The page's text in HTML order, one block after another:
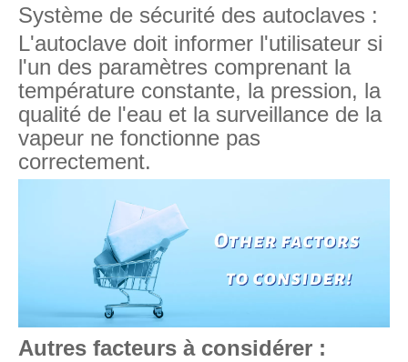
Système de sécurité des autoclaves :
L'autoclave doit informer l'utilisateur si
l'un des paramètres comprenant la
température constante, la pression, la
qualité de l'eau et la surveillance de la
vapeur ne fonctionne pas
correctement.
Autres facteurs à considérer :